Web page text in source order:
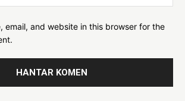
email, and website in this browser for the